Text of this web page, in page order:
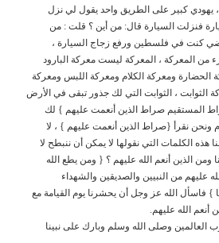
يهودي كبير على الطريق واحد يقول لي نزل
فنزلت السيارة قال: من أين ؟ قلت : من
كنت في فلسطين ورفع زجاج السيارة ،
من المعركة ، المعركة ليست معركة البارود
الحضارة ومعركة الكلام ومعركة اللبس ومعركة
الثوابت ، الثوابت التي لك جذور تبقى في اﻷرض
المستقيم صراط الذين أنعمت عليهم } لك
ونحن نقرأ {صراط الذين أنعمت عليهم } ، ﻻ
هذه الكلمات التي نقولها ﻻ يمكن أن ننبطح ﻻ
ومن الذين أنعم الله عليهم ؟ { ومن يطع الله
عليهم من النبيين والصديقين والشهداء
فاسأل الله عز وجل أن يحشرنا يوم القيامة مع
أنعم الله عليهم.
العالمين وصلى الله وسلم وبارك على نبينا